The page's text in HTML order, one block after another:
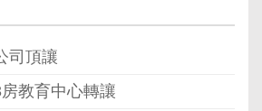
司頂讓
教育中心轉讓